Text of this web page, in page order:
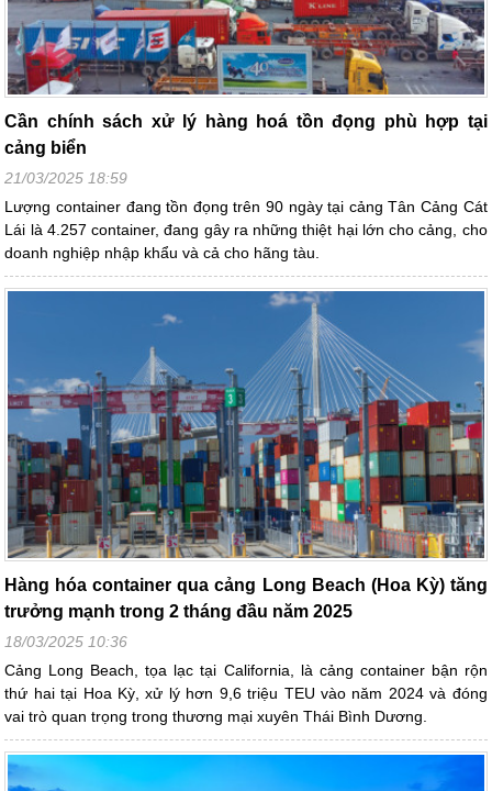
Cần chính sách xử lý hàng hoá tồn đọng phù hợp tại
cảng biển
21/03/2025 18:59
Lượng container đang tồn đọng trên 90 ngày tại cảng Tân Cảng Cát
Lái là 4.257 container, đang gây ra những thiệt hại lớn cho cảng, cho
doanh nghiệp nhập khẩu và cả cho hãng tàu.
Hàng hóa container qua cảng Long Beach (Hoa Kỳ) tăng
trưởng mạnh trong 2 tháng đầu năm 2025
18/03/2025 10:36
Cảng Long Beach, tọa lạc tại California, là cảng container bận rộn
thứ hai tại Hoa Kỳ, xử lý hơn 9,6 triệu TEU vào năm 2024 và đóng
vai trò quan trọng trong thương mại xuyên Thái Bình Dương.